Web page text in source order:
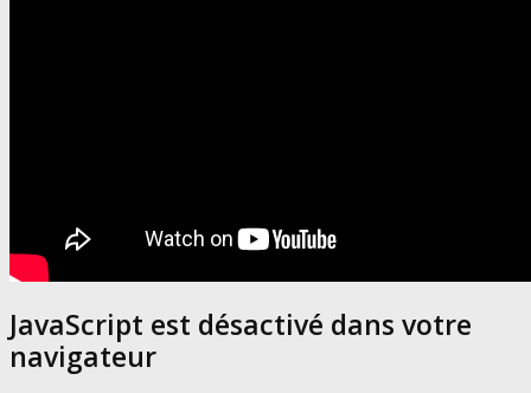
JavaScript est désactivé dans votre
navigateur